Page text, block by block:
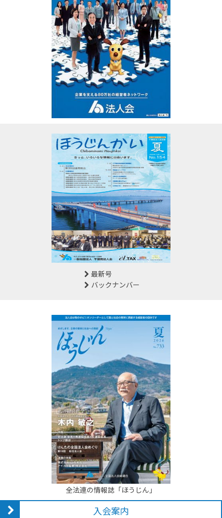
最新号
バックナンバー
全法連の情報誌「ほうじん」
入会案内